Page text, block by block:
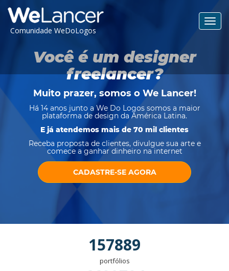
Comunidade WeDoLogos
Você é um designer
freelancer?
Muito prazer, somos o We Lancer!
Há 14 anos junto a We Do Logos somos a maior
plataforma de design da América Latina.
E já atendemos mais de 70 mil clientes
Receba proposta de clientes, divulgue sua arte e
comece a ganhar dinheiro na internet
CADASTRE-SE AGORA
157889
portfólios